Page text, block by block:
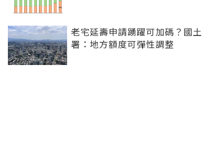
老宅延壽申請踴躍可加碼？國土
署：地方額度可彈性調整